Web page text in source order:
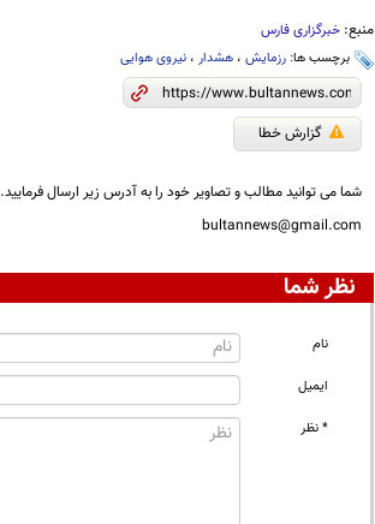
منبع: خبرگزاری فارس
برچسب ها: رزمایش، هشدار، نیروی هوایی
گزارش خطا
شما می توانید مطالب و تصاویر خود را به آدرس زیر ارسال فرمایید.
bultannews@gmail.com
نظر شما
نام
ایمیل
* نظر